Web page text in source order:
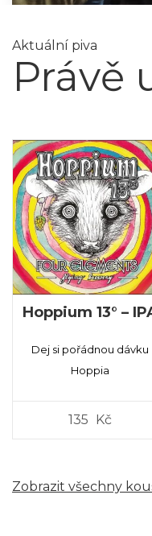
Aktuální piva
Právě
Hoppium 13° –
Dej si pořádnou dávku
Hoppia
135 Kč
Zobrazit všechny